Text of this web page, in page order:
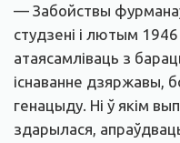
— Забойствы
студзені і лютым
атаясамліваць з
існаванне дзяржавы,
генацыду. Ні ў якім
здарылася,